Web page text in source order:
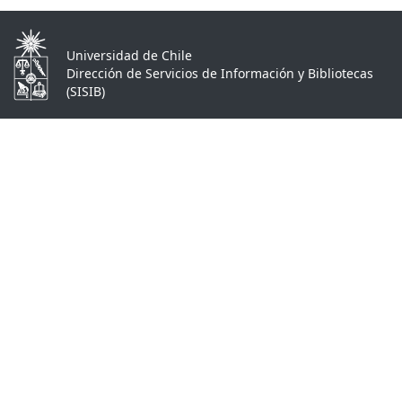
Universidad de Chile
Dirección de Servicios de Información y Bibliotecas
(SISIB)